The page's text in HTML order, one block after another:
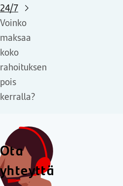
24/7
Voinko
maksaa
koko
rahoituksen
pois
kerralla?
Ota
yhteyttä